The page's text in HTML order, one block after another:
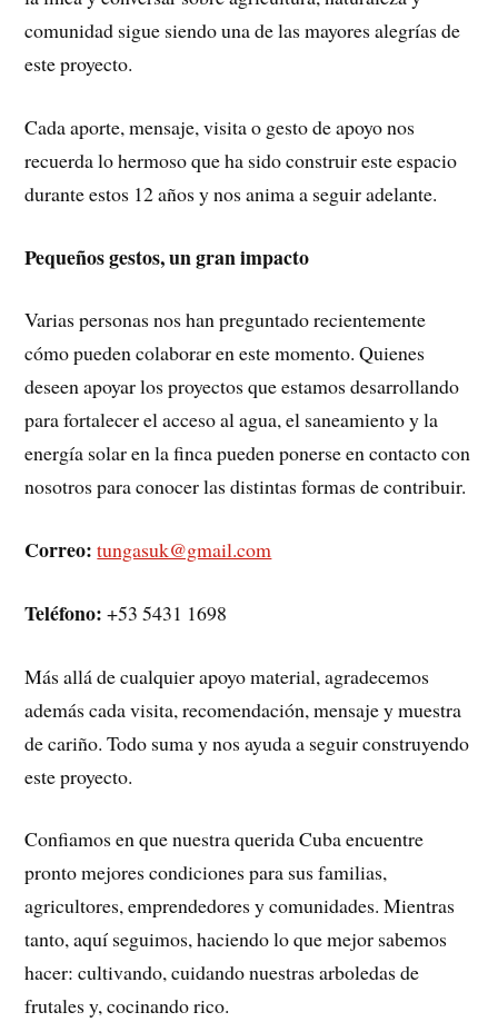
comunidad sigue siendo una de las mayores alegrías de
este proyecto.
Cada aporte, mensaje, visita o gesto de apoyo nos
recuerda lo hermoso que ha sido construir este espacio
durante estos 12 años y nos anima a seguir adelante.
Pequeños gestos, un gran impacto
Varias personas nos han preguntado recientemente
cómo pueden colaborar en este momento. Quienes
deseen apoyar los proyectos que estamos desarrollando
para fortalecer el acceso al agua, el saneamiento y la
energía solar en la finca pueden ponerse en contacto con
nosotros para conocer las distintas formas de contribuir.
Correo: tungasuk@gmail.com
Teléfono: +53 5431 1698
Más allá de cualquier apoyo material, agradecemos
además cada visita, recomendación, mensaje y muestra
de cariño. Todo suma y nos ayuda a seguir construyendo
este proyecto.
Confiamos en que nuestra querida Cuba encuentre
pronto mejores condiciones para sus familias,
agricultores, emprendedores y comunidades. Mientras
tanto, aquí seguimos, haciendo lo que mejor sabemos
hacer: cultivando, cuidando nuestras arboledas de
frutales y, cocinando rico.